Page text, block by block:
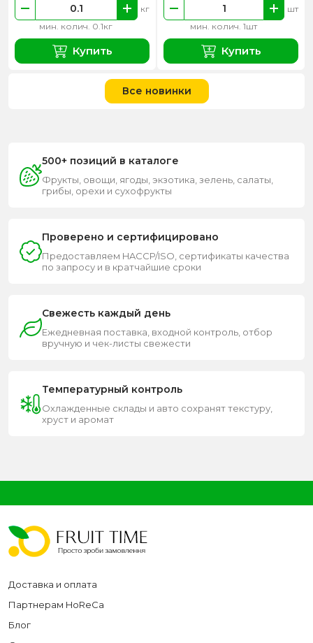
мин. колич. 0.1кг
кг
Купить
мин. колич. 1шт
шт
Купить
Все новинки
500+ позиций в каталоге
Фрукты, овощи, ягоды, экзотика, зелень, салаты,
грибы, орехи и сухофрукты
Проверено и сертифицировано
Предоставляем HACCP/ISO, сертификаты качества
по запросу и в кратчайшие сроки
Свежесть каждый день
Ежедневная поставка, входной контроль, отбор
вручную и чек-листы свежести
Температурный контроль
Охлажденные склады и авто сохранят текстуру,
хруст и аромат
Доставка и оплата
Партнерам HoReCa
Блог